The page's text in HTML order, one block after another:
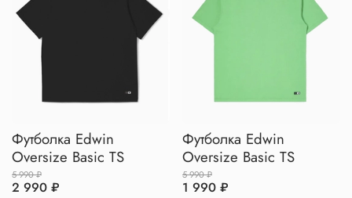
Футболка Edwin
Oversize Basic TS
5 990 ₽
2 990 ₽
Футболка Edwin
Oversize Basic TS
5 990 ₽
1 990 ₽